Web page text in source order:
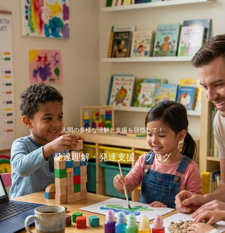
人間の多様な理解と支援を目指して！
発達理解・発達支援・ブログ